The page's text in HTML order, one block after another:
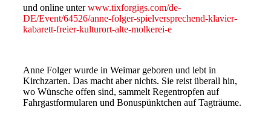
und online unterwww.tixforgigs.com/de-
DE/Event/64526/anne-folger-spielversprechend-klavier-
kabarett-freier-kulturort-alte-molkerei-e
Anne Folger wurde in Weimar geboren und lebt in
Kirchzarten. Das macht aber nichts. Sie reist überall hin,
wo Wünsche offen sind, sammelt Regentropfen auf
Fahrgastformularen und Bonuspünktchen auf Tagträume.